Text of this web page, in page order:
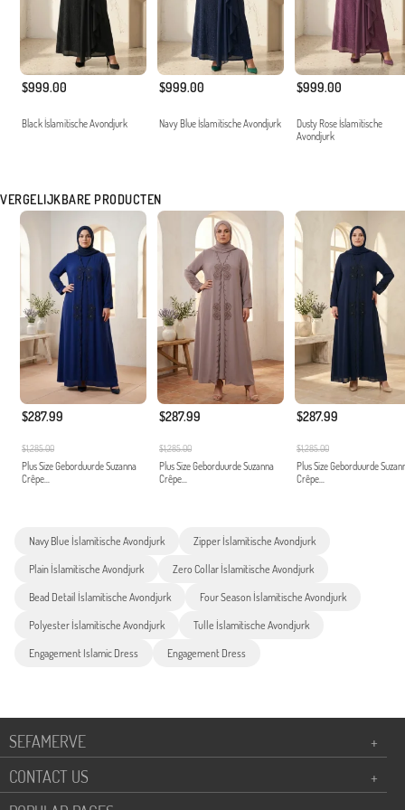
$999.00
Black İslamitische Avondjurk
$999.00
Navy Blue İslamitische Avondjurk
$999.00
Dusty Rose İslamitische
Avondjurk
VERGELIJKBARE PRODUCTEN
$287.99
$1,285.00
Plus Size Geborduurde Suzanna
Crêpe...
$287.99
$1,285.00
Plus Size Geborduurde Suzanna
Crêpe...
$287.99
$1,285.00
Plus Size Geborduurde
Crêpe...
Navy Blue İslamitische Avondjurk Zipper İslamitische Avondjurk
Plain İslamitische Avondjurk Zero Collar İslamitische Avondjurk
Bead Detail İslamitische Avondjurk Four Season İslamitische Avondjurk
Polyester İslamitische Avondjurk Tulle İslamitische Avondjurk
Engagement Islamic Dress Engagement Dress
SEFAMERVE
+
CONTACT US
+